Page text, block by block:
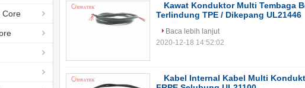
Core
Kawat Konduktor Multi Tembaga
Terlindung TPE / Dikepang UL21446
Baca lebih lanjut
2020-12-18 14:52:02
Kabel Internal Kabel Multi